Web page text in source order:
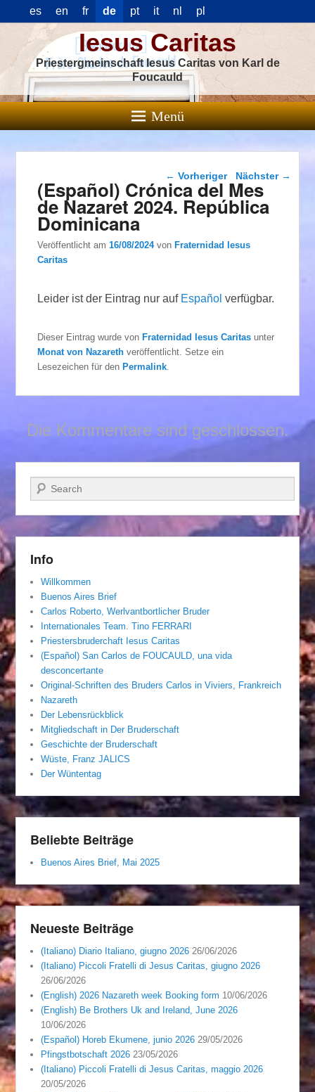
es en fr de pt it nl pl
Iesus Caritas
Priestergmeinschaft Iesus Caritas von Karl de
Foucauld
Menü
Beitragsnavigation
← Vorheriger Nächster →
(Español) Crónica del Mes
de Nazaret 2024. República
Dominicana
Veröffentlicht am16/08/2024 vonFraternidad Iesus
Caritas
Leider ist der Eintrag nur auf Español verfügbar.
Dieser Eintrag wurde vonFraternidad Iesus Caritas unter
Monat von Nazareth veröffentlicht. Setze ein
Lesezeichen für denPermalink
Die Kommentare sind geschlossen.
Suchen
Info
Willkommen
Buenos Aires Brief
Carlos Roberto, Werlvantbortlicher Bruder
Internationales Team. Tino FERRARI
Priestersbruderchaft Iesus Caritas
(Español) San Carlos de FOUCAULD, una vida
desconcertante
Original-Schriften des Bruders Carlos in Viviers, Frankreich
Nazareth
Der Lebensrückblick
Mitgliedschaft in Der Bruderschaft
Geschichte der Bruderschaft
Wüste, Franz JALICS
Der Wüntentag
Beliebte Beiträge
Buenos Aires Brief, Mai 2025
Neueste Beiträge
(Italiano) Diario Italiano, giugno 2026 26/06/2026
(Italiano) Piccoli Fratelli di Jesus Caritas, giugno 2026
26/06/2026
(English) 2026 Nazareth week Booking form 10/06/2026
(English) Be Brothers Uk and Ireland, June 2026
10/06/2026
(Español) Horeb Ekumene, junio 2026 29/05/2026
Pfingstbotschaft 2026 23/05/2026
(Italiano) Piccoli Fratelli di Jesus Caritas, maggio 2026
20/05/2026